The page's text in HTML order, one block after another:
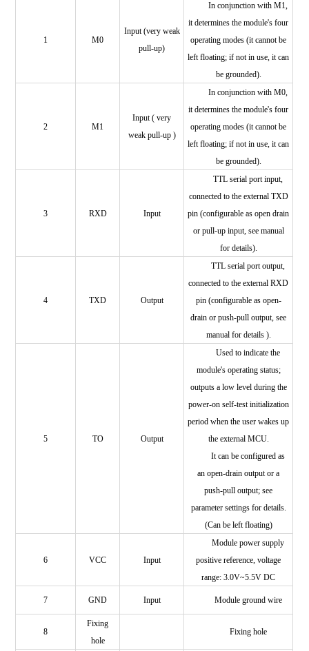
1 M0
Input (very weak
pull-up)
In conjunction with M1,
it determines the module's four
operating modes (it cannot be
left floating; if not in use, it can
be grounded).
2 M1
Input (very
weak pull-up )
In conjunction with M0,
it determines the module's four
operating modes (it cannot be
left floating; if not in use, it can
be grounded).
3 RXD Input
TTL serial port input,
connected to the external TXD
pin (configurable as open drain
or pull-up input, see manual
for details).
4 TXD Output
TTL serial port output,
connected to the externalRXD
pin (configurable as open-
drain or push-pull output, see
manual for details ).
5 TO Output
Used to indicate the
module's operating status;
outputs a low level during the
power-on self-test initialization
period when the user wakes up
the external MCU.
It can be configured as
an open-drain output or a
push-pull output; see
parameter settings for details.
(Can be left floating)
6 VCC Input
Module power supply
positive reference, voltage
range: 3.0V~5.5V DC
7 GND Input Module ground wire
8
Fixing
hole
Fixing hole